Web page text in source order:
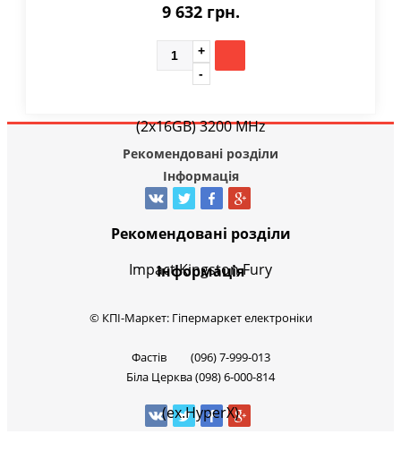
9 632 грн.
Рекомендовані розділи
Інформація
Рекомендовані розділи
Інформація
© КПІ-Маркет: Гіпермаркет електроніки
Фастів (096) 7-999-013
Біла Церква (098) 6-000-814